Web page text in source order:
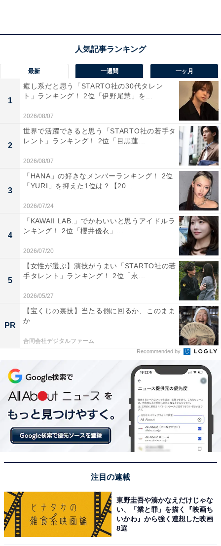
山中湖周辺の温泉で、静かで落ち着いた宿が多く、大人
の冬旅向きで、氷点下の澄んだ空気と温泉の対比が心地
温泉地の冬の時期は、富士山の朝焼け『紅富士』が見え
る絶景のロケーションとなるので」（50代男性／大阪
府）といった声が集まりました。
1位：河口湖温泉／136票
1位に輝いたのは、日本有数の観光地である「河口湖温
泉」です。湖畔沿いに多くの旅館やホテルが立ち並び、
多くの客室から富士山と河口湖のパノラマビューを楽し
めます。冬の期間は「河口湖・冬花火」が開催され、夜
空を彩る花火を温泉や温かい部屋から眺めることができ
るのも大きなポイント。周辺には富士急ハイランドや鳴
沢氷穴などのスポットもあり、アクティブ派から静かに
過ごしたい派まで満足度の高い滞在が叶います。
回答者からは「河口湖温泉は冬に富士山がきれいに見え
る確率が高く、温泉と絶景を同時に楽しめる点が魅力で
す。湖と雪化粧した富士山の組み合わせは冬ならでは
で、非日常感があります。観光施設も多く、冬でも楽し
みやすいと感じました」（20代男性／静岡県）、「雪化
粧した富士山を眺めながら、温かい温泉に入ってのんび
りしたいから」（30代女性／石川県）、「河口湖温泉の
最大の魅力は、露天風呂から富士山と河口湖を同時に眺
最新 一週間 一ヶ月
1
癒し系だと思う「STARTO社の30代タレン
ト」ランキング！ 2位「伊野尾慧」を...
2026/08/07
2
世界で活躍できると思う「STARTO社の若手タ
レント」ランキング！ 2位「目黒蓮...
2026/08/07
3
「HANA」の好きなメンバーランキング！ 2位
「YURI」を抑えた1位は？【20...
2026/07/24
4
「KAWAII LAB.」でかわいいと思うアイドルラ
ンキング！ 2位「櫻井優衣」...
2026/07/20
5
【女性が選ぶ】演技がうまい「STARTO社の若
手タレント」ランキング！ 2位「永...
2026/05/27
PR
【宝くじの裏技】当たる側に回るか、このまま
か
合同会社デジタルファーム
Recommended by
注目の連載
東野圭吾や湊かなえだけじゃな
い、「業と罪」を描く『映画ち
いかわ』から強く連想した映画
8選